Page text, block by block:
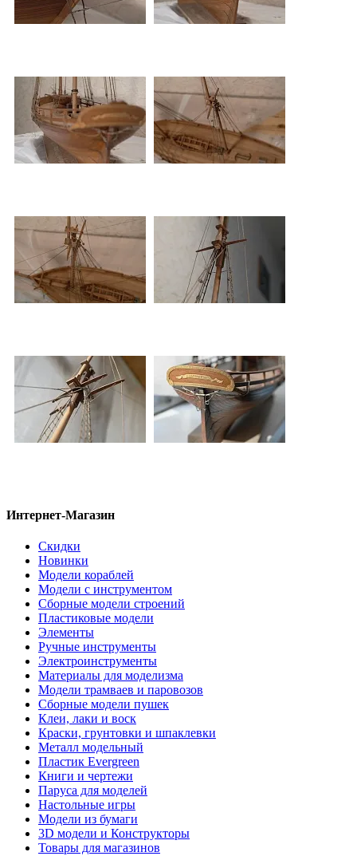
Интернет-Магазин
Скидки
Новинки
Модели кораблей
Модели с инструментом
Сборные модели строений
Пластиковые модели
Элементы
Ручные инструменты
Электроинструменты
Материалы для моделизма
Модели трамваев и паровозов
Сборные модели пушек
Клеи, лаки и воск
Краски, грунтовки и шпаклевки
Металл модельный
Пластик Evergreen
Книги и чертежи
Паруса для моделей
Настольные игры
Модели из бумаги
3D модели и Конструкторы
Товары для магазинов